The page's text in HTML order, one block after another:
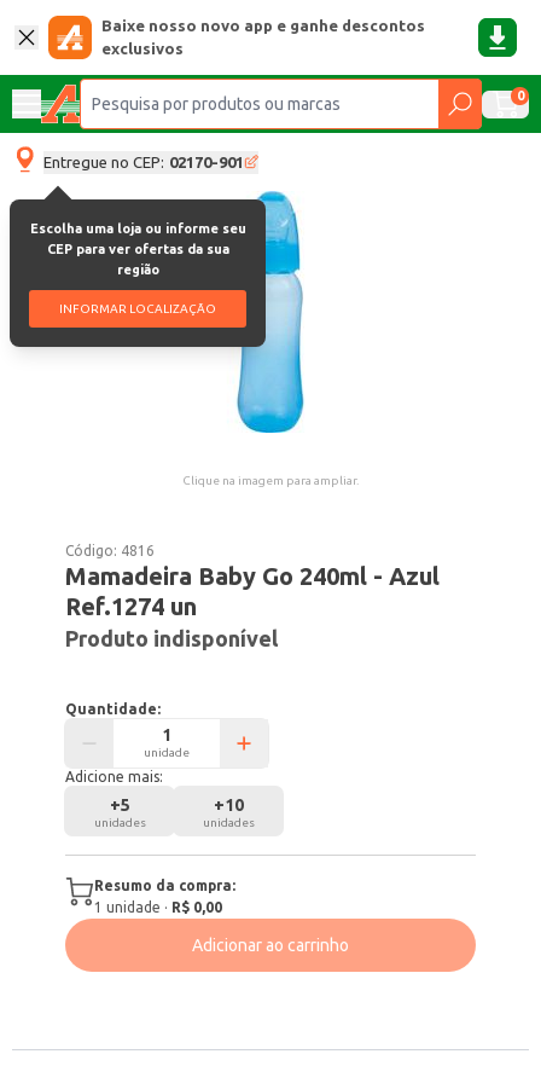
Baixe nosso novo app e ganhe descontos
exclusivos
0
Entregue no CEP: 02170-901
Escolha uma loja ou informe seu
CEP para ver ofertas da sua
região
INFORMAR LOCALIZAÇÃO
Clique na imagem para ampliar.
Código: 4816
Mamadeira Baby Go 240ml - Azul
Ref.1274 un
Produto indisponível
Quantidade:
unidade
Adicione mais:
+5
unidades
+10
unidades
Resumo da compra:
1 unidade · R$ 0,00
Adicionar ao carrinho